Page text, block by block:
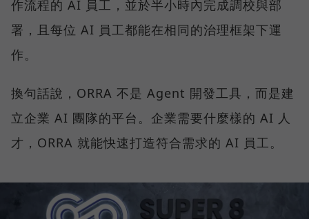
作流程的 AI 員工，並於半小時內完成調校與部
署，且每位 AI 員工都能在相同的治理框架下運
作。
換句話說，ORRA 不是 Agent 開發工具，而是建
立企業 AI 團隊的平台。企業需要什麼樣的 AI 人
才，ORRA 就能快速打造符合需求的 AI 員工。